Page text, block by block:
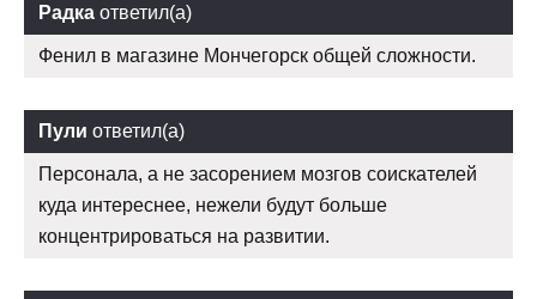
Радка ответил(а)
Фенил в магазине Мончегорск общей сложности.
Пули ответил(а)
Персонала, а не засорением мозгов соискателей
куда интереснее, нежели будут больше
концентрироваться на развитии.